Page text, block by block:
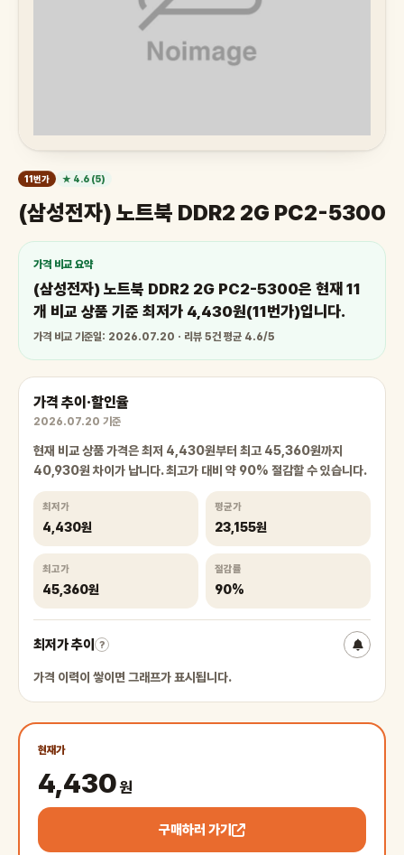
11번가 ★ 4.6 (5)
(삼성전자) 노트북 DDR2 2G PC2-5300
가격 비교 요약
(삼성전자) 노트북 DDR2 2G PC2-5300은 현재 11
개 비교 상품 기준 최저가 4,430원(11번가)입니다.
가격 비교 기준일: 2026.07.20 · 리뷰 5건 평균 4.6/5
가격 추이·할인율
2026.07.20 기준
현재 비교 상품 가격은 최저 4,430원부터 최고 45,360원까지
40,930원 차이가 납니다. 최고가 대비 약 90% 절감할 수 있습니다.
최저가
4,430원
평균가
23,155원
최고가
45,360원
절감률
90%
최저가 추이 ?
가격 이력이 쌓이면 그래프가 표시됩니다.
현재가
4,430원
구매하러 가기